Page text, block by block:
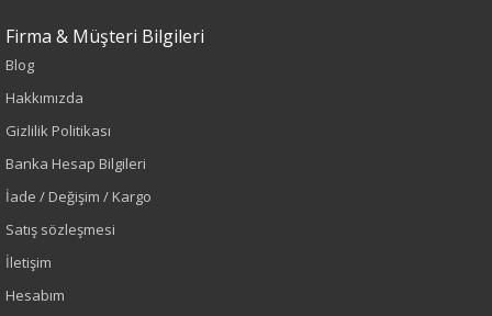
Sezon : KIŞLIK
Siyah
Sezon
Sonbahar-Kış
Yaş Grubu
Firma & Müşteri Bilgileri
Blog
Hakkımızda
Gizlilik Politikası
Banka Hesap Bilgileri
İade / Değişim / Kargo
Satış sözleşmesi
İletişim
Hesabım